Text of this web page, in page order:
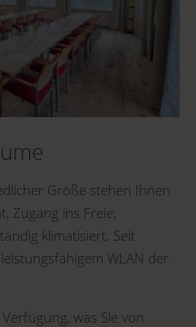
Größe stehen Ihnen
Zugang ins Freie,
klimatisiert. Seit
WLAN der
was Sie von